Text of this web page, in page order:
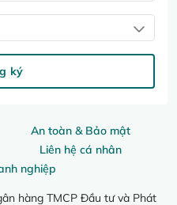
An toàn & Bảo mật
Liên hệ cá nhân
nghiệp
hàng TMCP Đầu tư và Phát
ký